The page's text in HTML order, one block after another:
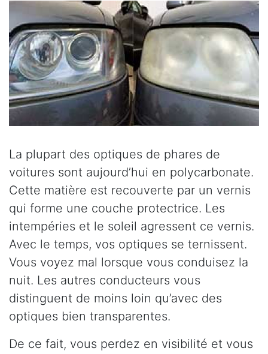
La plupart des optiques de phares de
voitures sont aujourd’hui en polycarbonate.
Cette matière est recouverte par un vernis
qui forme une couche protectrice. Les
intempéries et le soleil agressent ce vernis.
Avec le temps, vos optiques se ternissent.
Vous voyez mal lorsque vous conduisez la
nuit. Les autres conducteurs vous
distinguent de moins loin qu’avec des
optiques bien transparentes.
De ce fait, vous perdez en visibilité et vous